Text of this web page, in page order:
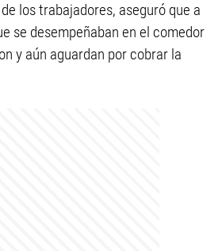
los trabajadores, aseguró que a
se desempeñaban en el comedor
y aún aguardan por cobrar la